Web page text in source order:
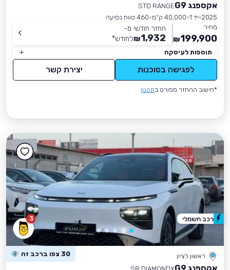
אקספנג G9
STD RANGE
2025 יד 1 40,000 ק״מ
460 טווח נסיעה
מחיר
199,900
₪
החזר חודשי מ-
1,932
₪לחודש*
תוספות לעיסקה
לפגישה בסוכנות יצירת קשר
*חישוב ההחזר מפורט בתקנון
3
ראשון לציון 30 צפו ברכב זה
רכב חשמלי